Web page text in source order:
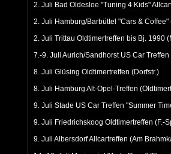
2. Juli Bad Oldesloe "Tuning 4 Kids"
2. Juli Hamburg/Barbüttel "Cars &
2. Juli Trittau Oldtimertreffen bis Bj. 1990
7.-9. Juli Aurich/Sandhorst US Car
8. Juli Glüsing Oldtimertreffen (Dorfstr.)
8. Juli Hamburg Alt-Opel-Treffen
9. Juli Stade US Car Treffen "Summer
9. Juli Friedrichskoog Oldtimertreffen (F.-
9. Juli Albersdorf Allcartreffen (Am